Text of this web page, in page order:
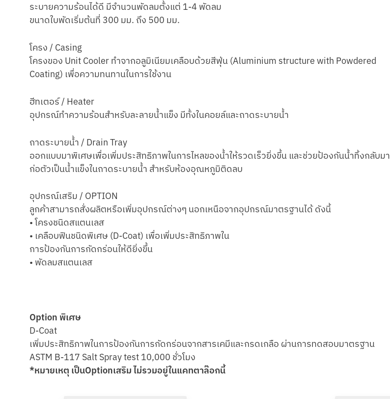
ระบายความร้อนได้ดี มีจํานวนพัดลมตั้งแต่ 1-4 พัดลม
ขนาดใบพัดเริ่มต้นที่ 300 มม. ถึง 500 มม.
โครง / Casing
โครงของ Unit Cooler ทําจากอลูมิเนียมเคลือบด้วยสีฟุ่น (Aluminium structure with Powdered
Coating) เพื่อความทนทานในการใช้งาน
ฮีทเตอร์ / Heater
อุปกรณ์ทําความร้อนสําหรับละลายนํ้าแข็ง มีทั้งในคอยล์และถาดระบายนํ้า
ถาดระบายนํ้า / Drain Tray
ออกแบบมาพิเศษเพื่อเพิ่มประสิทธิภาพในการไหลของนํ้าให้รวดเร็วยิ่งขึ้น และช่วยป้องกันนํ้าทิ้งกลับมา
ก่อตัวเป็นนํ้าแข็งในถาดระบายนํ้า สําหรับห้องอุณหภูมิติดลบ
อุปกรณ์เสริม / OPTION
ลูกค้าสามารถสั่งผลิตหรือเพิ่มอุปกรณ์ต่างๆ นอกเหนือจากอุปกรณ์มาตรฐานได้ ดังนี้
• โครงชนิดสแตนเลส
• เคลือบฟินชนิดพิเศษ (D-Coat) เพื่อเพิ่มประสิทธิภาพใน
การป้องกันการกัดกร่อนให้ดียิ่งขึ้น
• พัดลมสแตนเลส
Option พิเศษ
D-Coat
เพิ่มประสิทธิภาพในการป้องกันการกัดกร่อนจากสารเคมีและกรดเกลือ ผ่านการทดสอบมาตรฐาน
ASTM B-117 Salt Spray test 10,000 ชั่วโมง
*หมายเหตุ เป็นOptionเสริม ไม่รวมอยู่ในแคทตาล๊อกนี้